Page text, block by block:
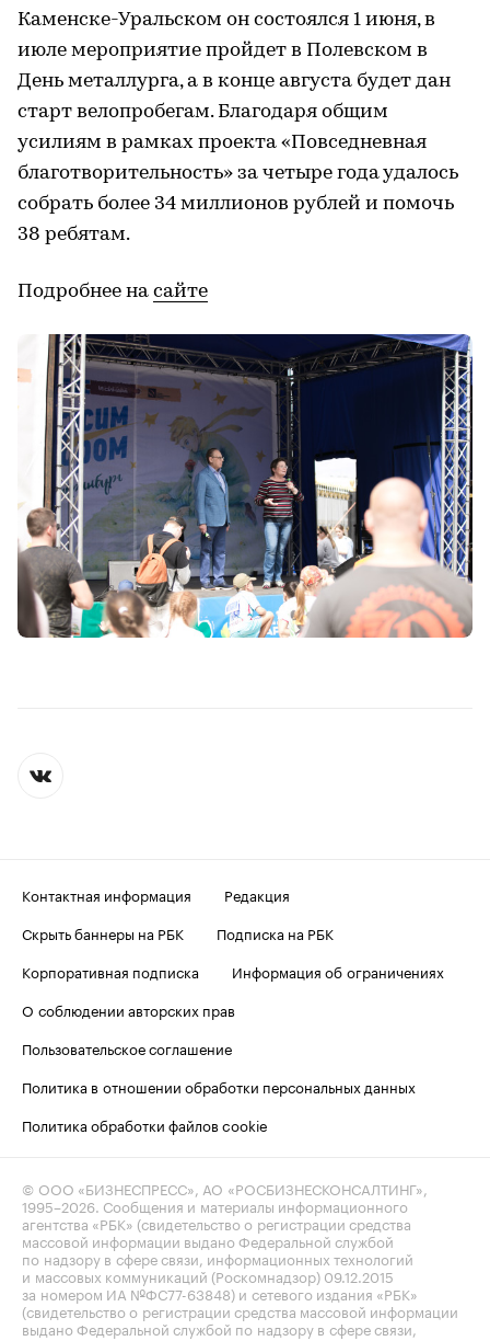
Каменске-Уральском он состоялся 1 июня, в
июле мероприятие пройдет в Полевском в
День металлурга, а в конце августа будет дан
старт велопробегам. Благодаря общим
усилиям в рамках проекта «Повседневная
благотворительность» за четыре года удалось
собрать более 34 миллионов рублей и помочь
38 ребятам.
Подробнее на сайте
Контактная информация
Редакция
Скрыть баннеры на РБК
Подписка на РБК
Корпоративная подписка
Информация об ограничениях
О соблюдении авторских прав
Пользовательское соглашение
Политика в отношении обработки персональных данных
Политика обработки файлов cookie
© ООО «БИЗНЕСПРЕСС», АО «РОСБИЗНЕСКОНСАЛТИНГ»,
1995–2026 . Сообщения и материалы информационного
агентства «РБК» (свидетельство о регистрации средства
массовой информации выдано Федеральной службой
по надзору в сфере связи, информационных технологий
и массовых коммуникаций (Роскомнадзор) 09.12.2015
за номером ИА №ФС77-63848) и сетевого издания «РБК»
(свидетельство о регистрации средства массовой информации
выдано Федеральной службой по надзору в сфере связи,